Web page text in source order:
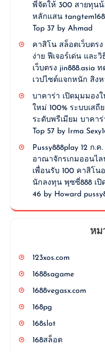
พี่จัดให้ 300 สายทุน
หลักแสน
Top 37 by Ahmad
คาสิโน สล็อตเว็บตร
ง่าย ฟีเจอร์เด่น และ
เว็บตรง jin888.asia ท
เวปไซต์แจกหนัก สิง
บาคาร่า เปิดมุมมอง
ใหม่ 100% ระบบเส
ระดับพรีเมียม บาคา
Top 57 by Irma
Pussy888play 12 ก.
อาณาจักรเกมออนไ
เพื่อนรับ 100 คาสิโน
นักลงทุน พุซซี่888 เ
46 by Howard
หม
123xos.com
1688sagame
1688vegasx.com
168pg
168slot
168สล็อต